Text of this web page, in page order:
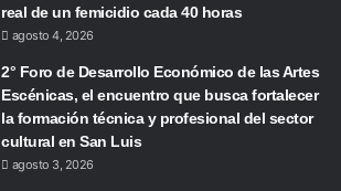
real de un femicidio cada 40 horas
agosto 4, 2026
2° Foro de Desarrollo Económico de las Artes
Escénicas, el encuentro que busca fortalecer
la formación técnica y profesional del sector
cultural en San Luis
agosto 3, 2026